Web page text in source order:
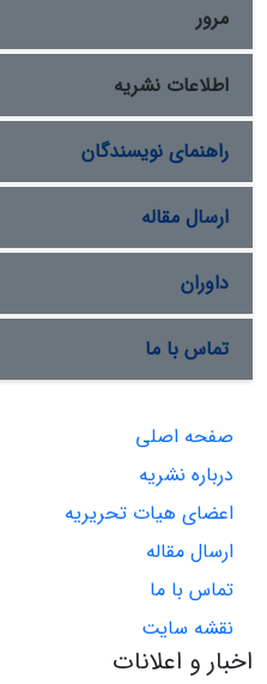
مرور
اطلاعات نشریه
راهنمای نویسندگان
ارسال مقاله
داوران
تماس با ما
صفحه اصلی
درباره نشریه
اعضای هیات تحریریه
ارسال مقاله
تماس با ما
نقشه سایت
اخبار و اعلانات